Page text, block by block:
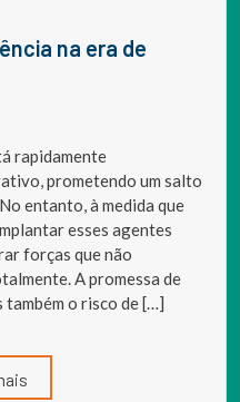
rapidamente
prometendo um salto
entanto, à medida que
esses agentes
forças que não
A promessa de
também o risco de […]